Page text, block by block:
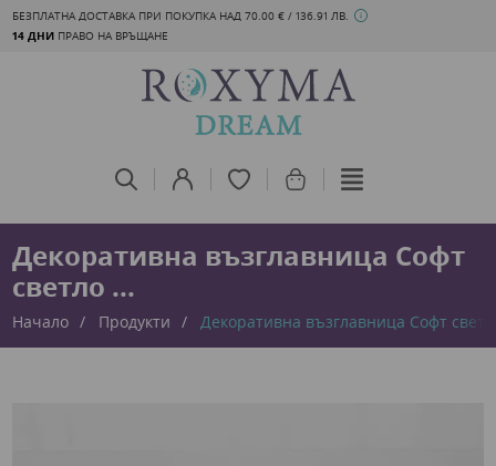
БЕЗПЛАТНА ДОСТАВКА ПРИ ПОКУПКА НАД 70.00 € / 136.91 ЛВ.
14 ДНИ ПРАВО НА ВРЪЩАНЕ
Декоративна възглавница Софт
светло ...
Начало Продукти Декоративна възглавница Софт